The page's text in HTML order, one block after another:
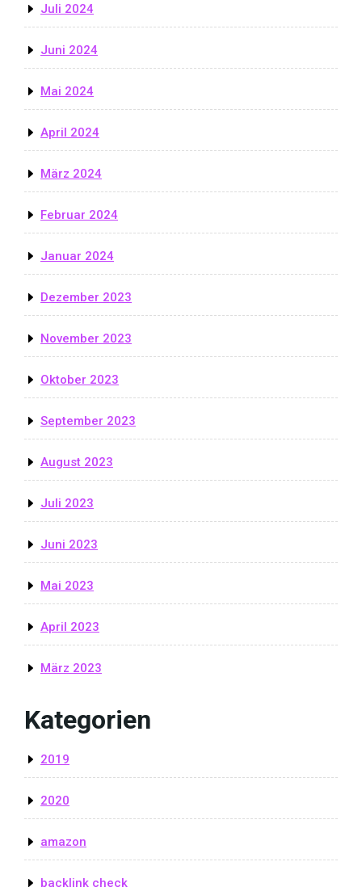
Juli 2024
Juni 2024
Mai 2024
April 2024
März 2024
Februar 2024
Januar 2024
Dezember 2023
November 2023
Oktober 2023
September 2023
August 2023
Juli 2023
Juni 2023
Mai 2023
April 2023
März 2023
Kategorien
2019
2020
amazon
backlink check